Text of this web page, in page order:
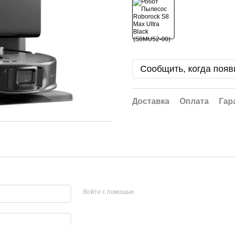
Сообщить, когда
Доставка Оплата
Войти с помощью